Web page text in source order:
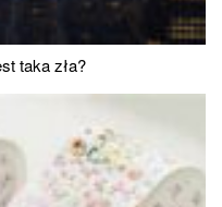
taka zła?